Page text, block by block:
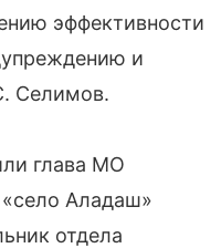
эффективности
и
Селимов.
глава МО
«село Аладаш»
отдела